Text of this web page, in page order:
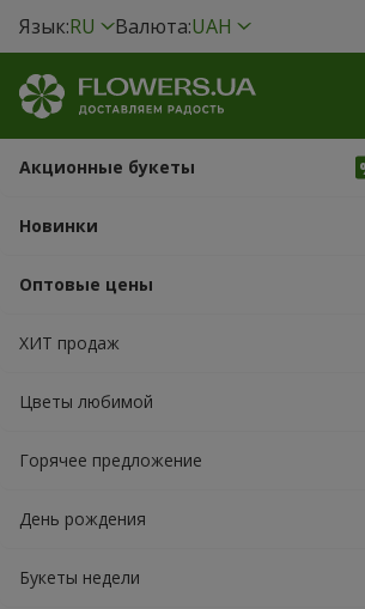
Язык:RU Валюта:UAH
Акционные букеты
Новинки
Оптовые цены
ХИТ продаж
Цветы любимой
Горячее предложение
День рождения
Букеты недели